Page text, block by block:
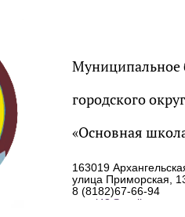
Муниципальное
городского
«Основная
163019
улица Приморская,
8 (8182)67-66-94
scool48@mail.ru